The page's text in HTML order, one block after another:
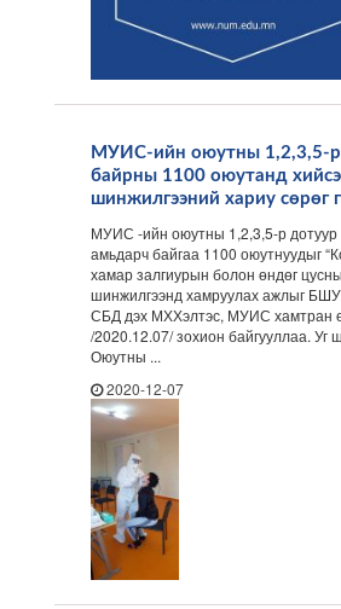
МУИС-ийн оюутны 1,2,3,5-р
байрны 1100 оюутанд
шинжилгээний хариу сөрөг
МУИС -ийн оюутны 1,2,3,5-р дотуур
амьдарч байгаа 1100 оюутнуудыг
хамар залгиурын болон өндөг цусны
шинжилгээнд хамруулах ажлыг
СБД дэх МХХэлтэс, МУИС хамтран
/2020.12.07/ зохион байгууллаа. Уг
Оюутны ...
2020-12-07